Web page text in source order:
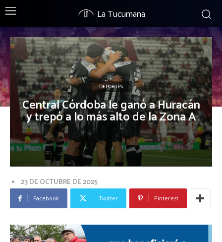
La Tucumana
DEPORTES
Central Córdoba le ganó a Huracán
y trepó a lo más alto de la Zona A
23 DE OCTUBRE DE 2025
Facebook Twitter Pinterest